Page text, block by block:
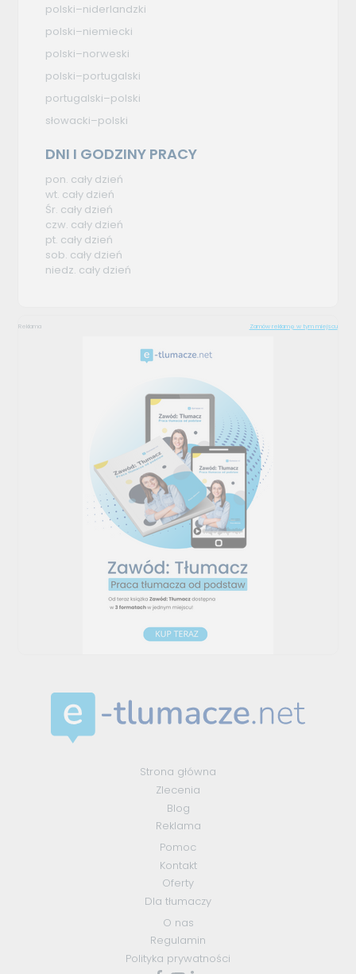
polski–niderlandzki
polski–niemiecki
polski–norweski
polski–portugalski
portugalski–polski
słowacki–polski
DNI I GODZINY PRACY
pon. cały dzień
wt. cały dzień
Śr. cały dzień
czw. cały dzień
pt. cały dzień
sob. cały dzień
niedz. cały dzień
Reklama Zamów reklamę w tym miejscu
Strona główna
Zlecenia
Blog
Reklama
Pomoc
Kontakt
Oferty
Dla tłumaczy
O nas
Regulamin
Polityka prywatności